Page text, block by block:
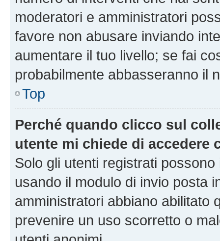
moderatori e amministratori
favore non abusare inviando
aumentare il tuo livello; se fai
probabilmente abbasseranno il
Top
Perché quando clicco sul
utente mi chiede di accedere
Solo gli utenti registrati
usando il modulo di invio posta
amministratori abbiano abilitato
prevenire un uso scorretto o